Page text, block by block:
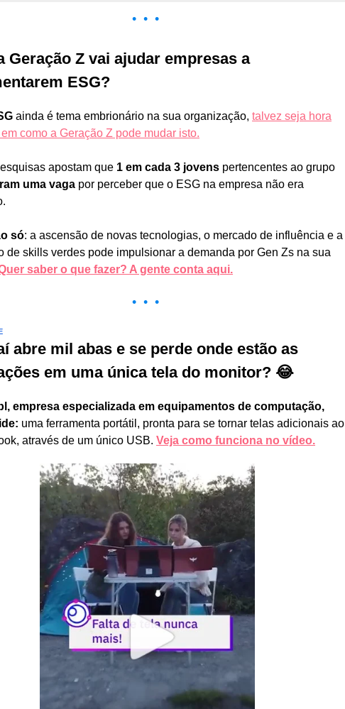
• • •
Geração Z vai ajudar empresas a
ESG?
ainda é tema embrionário na sua organização, talvez seja hora
como a Geração Z pode mudar isto.
apostam que 1 em cada 3 jovens pertencentes ao grupo
uma vaga por perceber que o ESG na empresa não era
só: a ascensão de novas tecnologias, o mercado de influência e a
de skills verdes pode impulsionar a demanda por Gen Zs na sua
saber o que fazer? A gente conta aqui.
• • •
abre mil abas e se perde onde estão as
em uma única tela do monitor? 😂⠀
empresa especializada em equipamentos de computação,
uma ferramenta portátil, pronta para se tornar telas adicionais ao
através de um único USB. Veja como funciona no vídeo.